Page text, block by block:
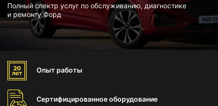
Полный спектр услуг по обслуживанию, диагностике
и ремонту Форд
Опыт работы
Сертифицированноеоборудование